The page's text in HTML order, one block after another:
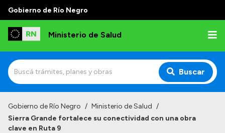
Gobierno de Río Negro
Ministerio de Salud
Buscar
Institucional
Gobierno de Río Negro / Ministerio de Salud /
Sierra Grande fortalece su conectividad con una obra
clave en Ruta 9